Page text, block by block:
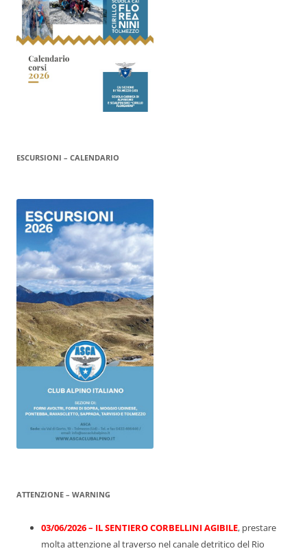
ESCURSIONI – CALENDARIO
ATTENZIONE – WARNING
03/06/2026 – IL SENTIERO CORBELLINI AGIBILE, prestare
molta attenzione al traverso nel canale detritico del Rio